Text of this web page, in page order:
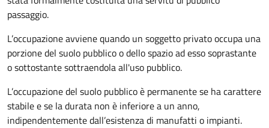
passaggio.
L’occupazione avviene quando un soggetto privato occupa una
porzione del suolo pubblico o dello spazio ad esso soprastante
o sottostante sottraendola all'uso pubblico.
L’occupazione del suolo pubblico è permanente se ha carattere
stabile e se la durata non è inferiore a un anno,
indipendentemente dall’esistenza di manufatti o impianti.